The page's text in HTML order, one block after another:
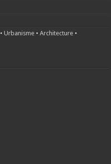
•Urbanisme •Architecture •